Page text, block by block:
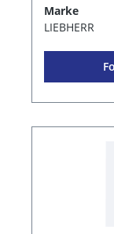
Marke
LIEBHERR